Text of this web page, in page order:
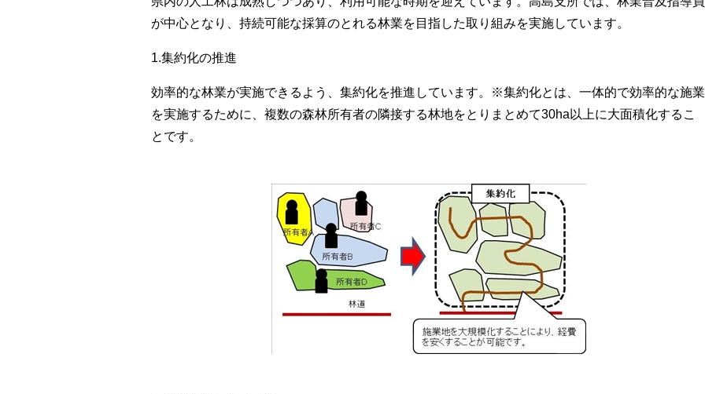
が中心となり、持続可能な採算のとれる林業を目指した取り組みを実施しています。
1.集約化の推進
効率的な林業が実施できるよう、集約化を推進しています。※集約化とは、一体的で効率的な施業
を実施するために、複数の森林所有者の隣接する林地をとりまとめて30ha以上に大面積化するこ
とです。